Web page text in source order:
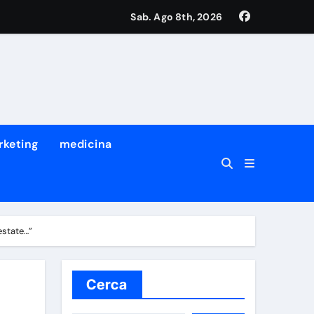
Sab. Ago 8th, 2026
medicina
Cerca